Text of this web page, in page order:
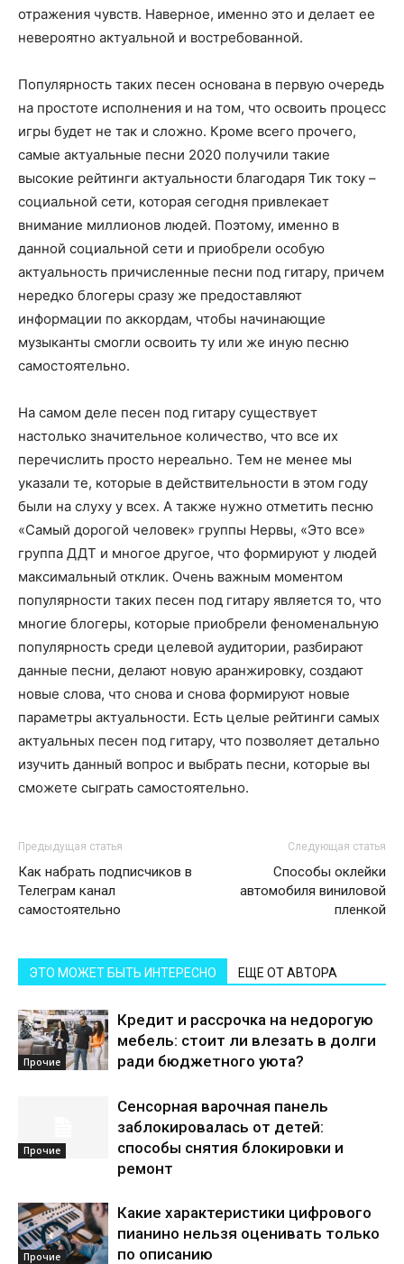
отражения чувств. Наверное, именно это и делает ее
невероятно актуальной и востребованной.
Популярность таких песен основана в первую очередь
на простоте исполнения и на том, что освоить процесс
игры будет не так и сложно. Кроме всего прочего,
самые актуальные песни 2020 получили такие
высокие рейтинги актуальности благодаря Тик току –
социальной сети, которая сегодня привлекает
внимание миллионов людей. Поэтому, именно в
данной социальной сети и приобрели особую
актуальность причисленные песни под гитару, причем
нередко блогеры сразу же предоставляют
информации по аккордам, чтобы начинающие
музыканты смогли освоить ту или же иную песню
самостоятельно.
На самом деле песен под гитару существует
настолько значительное количество, что все их
перечислить просто нереально. Тем не менее мы
указали те, которые в действительности в этом году
были на слуху у всех. А также нужно отметить песню
«Самый дорогой человек» группы Нервы, «Это все»
группа ДДТ и многое другое, что формируют у людей
максимальный отклик. Очень важным моментом
популярности таких песен под гитару является то, что
многие блогеры, которые приобрели феноменальную
популярность среди целевой аудитории, разбирают
данные песни, делают новую аранжировку, создают
новые слова, что снова и снова формируют новые
параметры актуальности. Есть целые рейтинги самых
актуальных песен под гитару, что позволяет детально
изучить данный вопрос и выбрать песни, которые вы
сможете сыграть самостоятельно.
Предыдущая статья
Как набрать подписчиков в
Телеграм канал
самостоятельно
Следующая статья
Способы оклейки
автомобиля виниловой
пленкой
ЭТО МОЖЕТ БЫТЬ ИНТЕРЕСНО ЕЩЕ ОТ АВТОРА
Прочие
Кредит и рассрочка на недорогую
мебель: стоит ли влезать в долги
ради бюджетного уюта?
Прочие
Сенсорная варочная панель
заблокировалась от детей:
способы снятия блокировки и
ремонт
Прочие
Какие характеристики цифрового
пианино нельзя оценивать только
по описанию